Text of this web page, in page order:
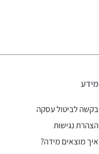
מידע
בקשה לביטול עסקה
הצהרת נגישות
איך מוצאים מידה?